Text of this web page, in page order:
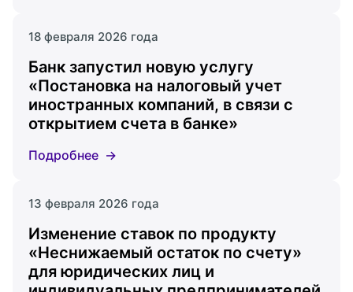
18 февраля 2026 года
Банк запустил новую услугу
«Постановка на налоговый учет
иностранных компаний, в связи с
открытием счета в банке»
Подробнее
13 февраля 2026 года
Изменение ставок по продукту
«Неснижаемый остаток по счету»
для юридических лиц и